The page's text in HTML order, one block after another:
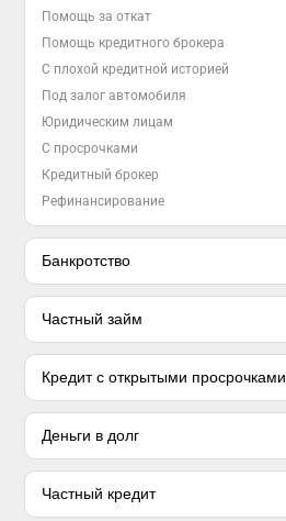
Помощь за откат
Помощь кредитного брокера
С плохой кредитной историей
Под залог автомобиля
Юридическим лицам
С просрочками
Кредитный брокер
Рефинансирование
Банкротство
Частный займ
Кредит с открытыми просрочками
Деньги в долг
Частный кредит